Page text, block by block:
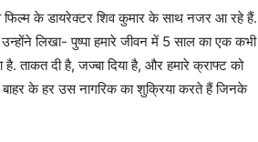
के डायरेक्टर शिव कुमार के साथ नजर आ रहे हैं.
लिखा- पुष्पा हमारे जीवन में 5 साल का एक कभी
ताकत दी है, जज्बा दिया है, और हमारे क्राफ्ट को
के हर उस नागरिक का शुक्रिया करते हैं जिनके